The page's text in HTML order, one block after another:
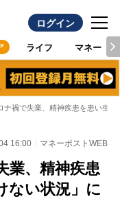
ログイン
ライフ マネー
ナ禍で失業、精神疾患を患い生
16:00 マネーポストWEB
業、精神疾患
い状況」に